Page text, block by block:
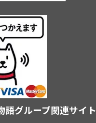
語グループ関連サイト